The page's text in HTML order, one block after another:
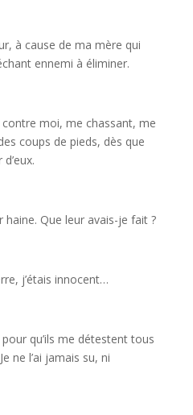
à cause de ma mère qui
ennemi à éliminer.
moi, me chassant, me
coups de pieds, dès que
haine. Que leur avais-je fait ?
j’étais innocent…
qu’ils me détestent tous
ne l’ai jamais su, ni